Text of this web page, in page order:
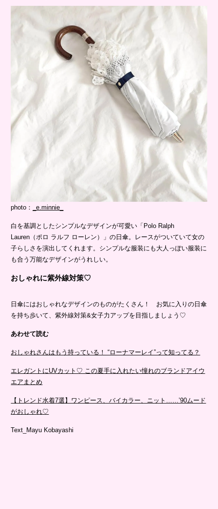
photo： _e.minnie_
白を基調としたシンプルなデザインが可愛い「Polo Ralph
Lauren（ポロ ラルフ ローレン）」の日傘。レースがついていて女の
子らしさを演出してくれます。シンプルな服装にも大人っぽい服装に
も合う万能なデザインがうれしい。
おしゃれに紫外線対策♡
日傘にはおしゃれなデザインのものがたくさん！ お気に入りの日傘
を持ち歩いて、紫外線対策&女子力アップを目指しましょう♡
あわせて読む
おしゃれさんはもう持っている！ “ローナマーレイ”って知ってる？
エレガントにUVカット♡ この夏手に入れたい憧れのブランドアイウ
エアまとめ
【トレンド水着7選】ワンピース、バイカラー、ニット……’90ムード
がおしゃれ♡
Text_Mayu Kobayashi